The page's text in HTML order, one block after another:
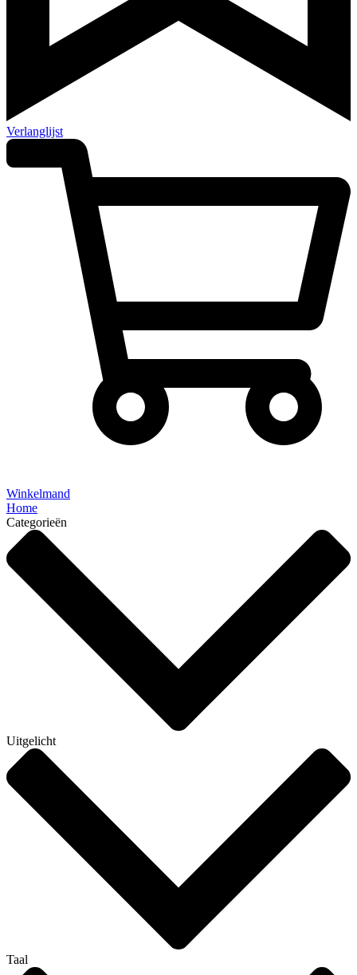
Verlanglijst
Winkelmand
Home
Categorieën
Uitgelicht
Taal